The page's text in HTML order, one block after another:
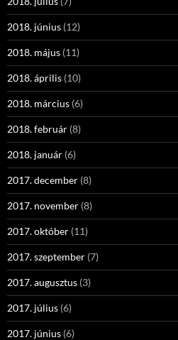
2018. június (12)
2018. május (11)
2018. április (10)
2018. március (6)
2018. február (8)
2018. január (6)
2017. december (8)
2017. november (8)
2017. október (11)
2017. szeptember (7)
2017. augusztus (3)
2017. július (6)
2017. június (6)